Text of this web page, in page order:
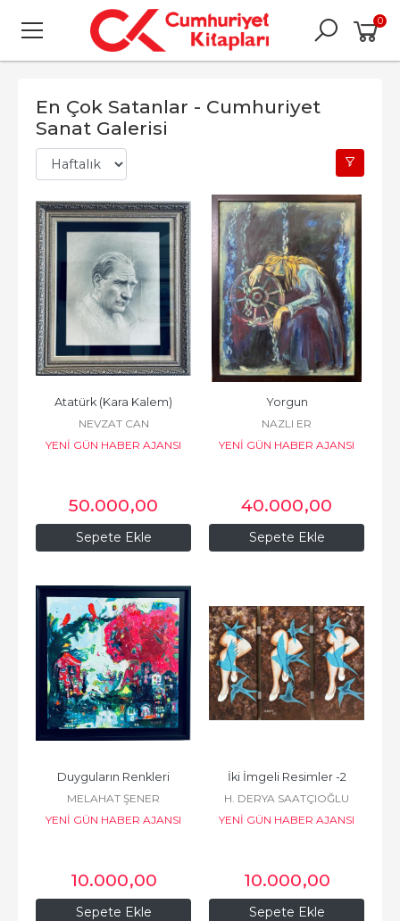
0
En Çok Satanlar - Cumhuriyet
Sanat Galerisi
Sepete Ekle
Atatürk (Kara Kalem)
NEVZAT CAN
YENİ GÜN HABER AJANSI
50.000,00
Sepete Ekle
Yorgun
NAZLI ER
YENİ GÜN HABER AJANSI
40.000,00
Sepete Ekle
Duyguların Renkleri
MELAHAT ŞENER
YENİ GÜN HABER AJANSI
10.000,00
Sepete Ekle
İki İmgeli Resimler -2
H. DERYA SAATÇIOĞLU
YENİ GÜN HABER AJANSI
10.000,00